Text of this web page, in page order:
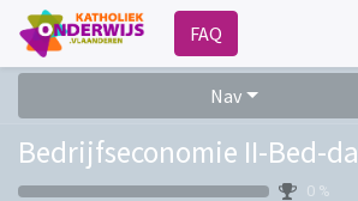
FAQ
Nav
Bedrijfseconomie II-Bed-da
0 %